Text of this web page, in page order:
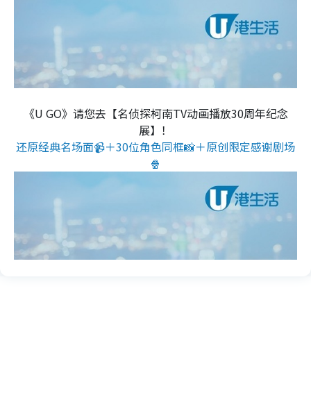
《U GO》请您去【名侦探柯南TV动画播放30周年纪念
展】！
还原经典名场面📹＋30位角色同框📸＋原创限定感谢剧场
🍿